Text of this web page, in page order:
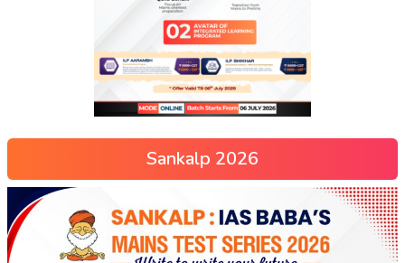
Sankalp 2026